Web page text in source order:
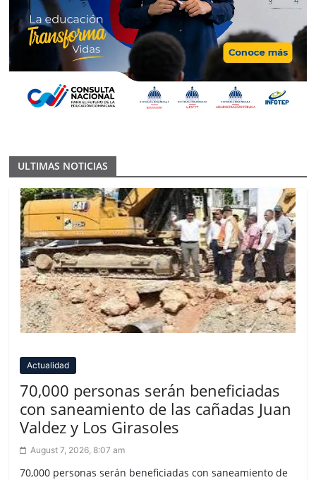
ULTIMAS NOTICIAS
Actualidad
70,000 personas serán beneficiadas
con saneamiento de las cañadas Juan
Valdez y Los Girasoles
August 7, 2026, 8:07 am
70,000 personas serán beneficiadas con saneamiento de